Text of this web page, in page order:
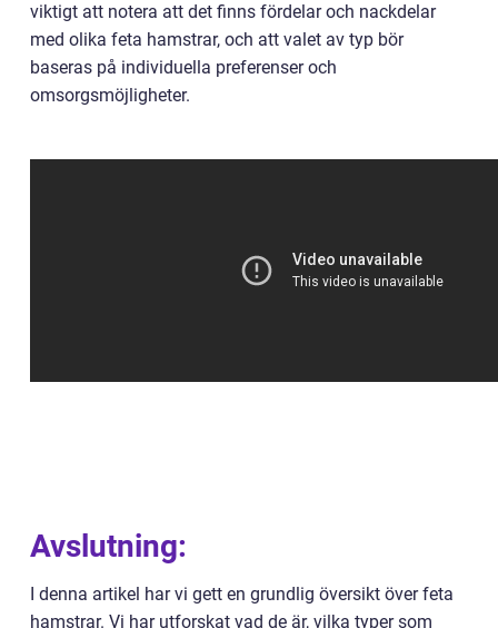
viktigt att notera att det finns fördelar och nackdelar
med olika feta hamstrar, och att valet av typ bör
baseras på individuella preferenser och
omsorgsmöjligheter.
Avslutning:
I denna artikel har vi gett en grundlig översikt över feta
hamstrar. Vi har utforskat vad de är, vilka typer som